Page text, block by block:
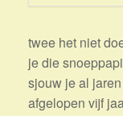
twee het niet
je die
sjouw je al
afgelopen vijf